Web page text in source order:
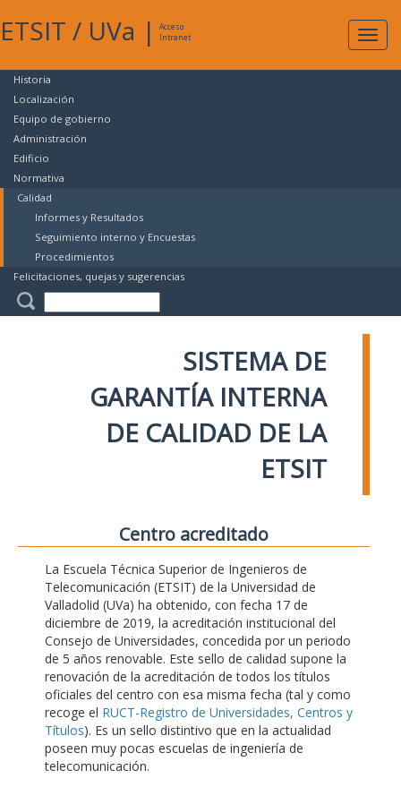
ETSIT / UVa |
Acceso
Intranet
Historia
Localización
Equipo de gobierno
Administración
Edificio
Normativa
Calidad
Informes y Resultados
Seguimiento interno y Encuestas
Procedimientos
Felicitaciones, quejas y sugerencias
SISTEMA DE
GARANTÍA INTERNA
DE CALIDAD DE LA
ETSIT
Centro acreditado
La Escuela Técnica Superior de Ingenieros de
Telecomunicación (ETSIT) de la Universidad de
Valladolid (UVa) ha obtenido, con fecha 17 de
diciembre de 2019, la acreditación institucional del
Consejo de Universidades, concedida por un periodo
de 5 años renovable. Este sello de calidad supone la
renovación de la acreditación de todos los títulos
oficiales del centro con esa misma fecha (tal y como
recoge el RUCT-Registro de Universidades, Centros y
Títulos). Es un sello distintivo que en la actualidad
poseen muy pocas escuelas de ingeniería de
telecomunicación.